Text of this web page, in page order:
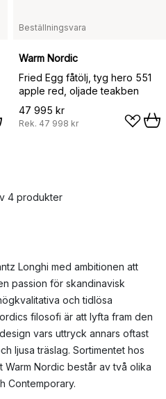
Beställningsvara
Warm Nordic
Fried Egg fåtölj, tyg hero 551
apple red, oljade teakben
47 995 kr
Rek. 47 998 kr
4 produkter
Longhi med ambitionen att
passion för skandinavisk
och tidlösa
filosofi är att lyfta fram den
vars uttryck annars oftast
ljusa träslag. Sortimentet hos
Nordic består av två olika
Contemporary.